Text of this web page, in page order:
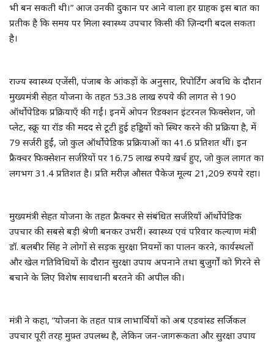
भी बन सकती थी।” आज उनकी दुकान पर आने वाला हर ग्राहक इस बात का
प्रतीक है कि समय पर मिला स्वास्थ्य उपचार किसी की ज़िन्दगी बदल सकता
है।
राज्य स्वास्थ्य एजेंसी, पंजाब के आंकड़ों के अनुसार, रिपोर्टिंग अवधि के दौरान
मुख्यमंत्री सेहत योजना के तहत 53.38 लाख रुपये की लागत से 190
ऑर्थोपेडिक प्रक्रियाएँ की गईं। इनमें ओपन रिडक्शन इंटरनल फिक्सेशन, जो
प्लेट, स्क्रू या रॉड की मदद से टूटी हुई हड्डियों को स्थिर करने की प्रक्रिया है, में
79 सर्जरी हुईं, जो कुल ऑर्थोपेडिक प्रक्रियाओं का 41.6 प्रतिशत थीं। इन
फ्रैक्चर फिक्सेशन सर्जरियों पर 16.75 लाख रुपये ख़र्च हुए, जो कुल लागत का
लगभग 31.4 प्रतिशत है। प्रति मरीज़ औसत पैकेज मूल्य 21,209 रुपये रहा।
मुख्यमंत्री सेहत योजना के तहत फ्रैक्चर से संबंधित सर्जरियाँ ऑर्थोपेडिक
उपचार की सबसे बड़ी श्रेणी बनकर उभरीं। स्वास्थ्य एवं परिवार कल्याण मंत्री
डॉ. बलबीर सिंह ने लोगों से सड़क सुरक्षा नियमों का पालन करने, कार्यस्थलों
और खेल गतिविधियों के दौरान सुरक्षा उपाय अपनाने तथा बुजुर्गों को गिरने से
बचाने के लिए विशेष सावधानी बरतने की अपील की।
मंत्री ने कहा, “योजना के तहत पात्र लाभार्थियों को अब एडवांस्ड सर्जिकल
उपचार पूरी तरह मुफ़्त उपलब्ध है, लेकिन जन-जागरूकता और सुरक्षा उपाय